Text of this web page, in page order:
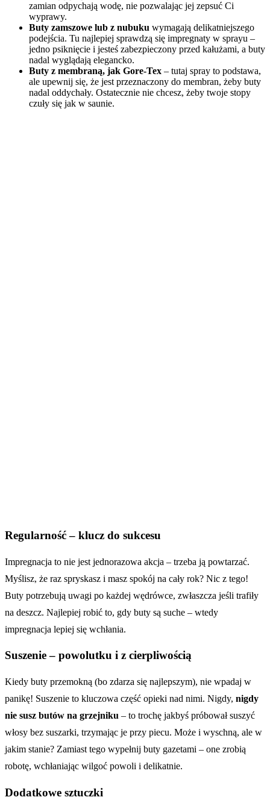
zamian odpychają wodę, nie pozwalając jej zepsuć Ci
wyprawy.
Buty zamszowe lub z nubuku wymagają delikatniejszego
podejścia. Tu najlepiej sprawdzą się impregnaty w sprayu –
jedno psiknięcie i jesteś zabezpieczony przed kałużami, a buty
nadal wyglądają elegancko.
Buty z membraną, jak Gore-Tex – tutaj spray to podstawa,
ale upewnij się, że jest przeznaczony do membran, żeby buty
nadal oddychały. Ostatecznie nie chcesz, żeby twoje stopy
czuły się jak w saunie.
Regularność – klucz do sukcesu
Impregnacja to nie jest jednorazowa akcja – trzeba ją powtarzać.
Myślisz, że raz spryskasz i masz spokój na cały rok? Nic z tego!
Buty potrzebują uwagi po każdej wędrówce, zwłaszcza jeśli trafiły
na deszcz. Najlepiej robić to, gdy buty są suche – wtedy
impregnacja lepiej się wchłania.
Suszenie – powolutku i z cierpliwością
Kiedy buty przemokną (bo zdarza się najlepszym), nie wpadaj w
panikę! Suszenie to kluczowa część opieki nad nimi. Nigdy, nigdy
nie susz butów na grzejniku – to trochę jakbyś próbował suszyć
włosy bez suszarki, trzymając je przy piecu. Może i wyschną, ale w
jakim stanie? Zamiast tego wypełnij buty gazetami – one zrobią
robotę, wchłaniając wilgoć powoli i delikatnie.
Dodatkowe sztuczki